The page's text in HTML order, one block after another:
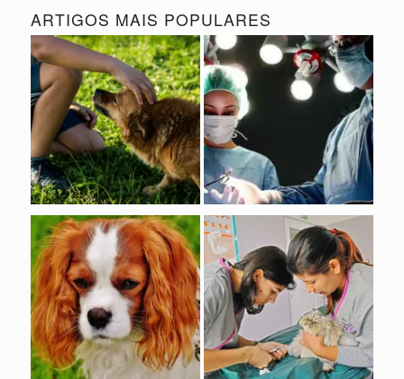
ARTIGOS MAIS POPULARES